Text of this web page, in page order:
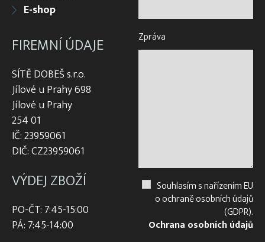
E-shop
FIREMNÍ ÚDAJE
SÍTĚ DOBEŠ s.r.o.
Jílové u Prahy 698
Jílové u Prahy
254 01
IČ: 23959061
DIČ: CZ23959061
VÝDEJ ZBOŽÍ
PO-ČT: 7:45-15:00
PÁ: 7:45-14:00
Zpráva
Souhlasím s nařízením EU
o ochraně osobních údajů
(GDPR).
Ochrana osobních údajů